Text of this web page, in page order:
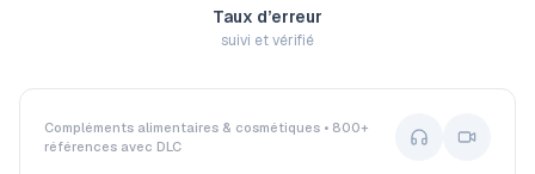
Taux d’erreur
suivi et vérifié
Compléments alimentaires & cosmétiques • 800+
références avec DLC